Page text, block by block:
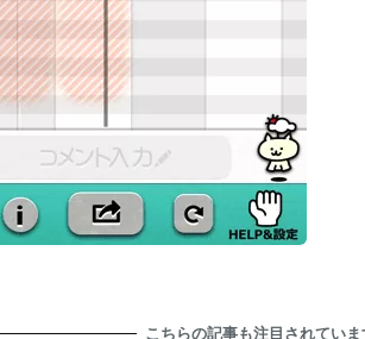
こちらの記事も注目されていま